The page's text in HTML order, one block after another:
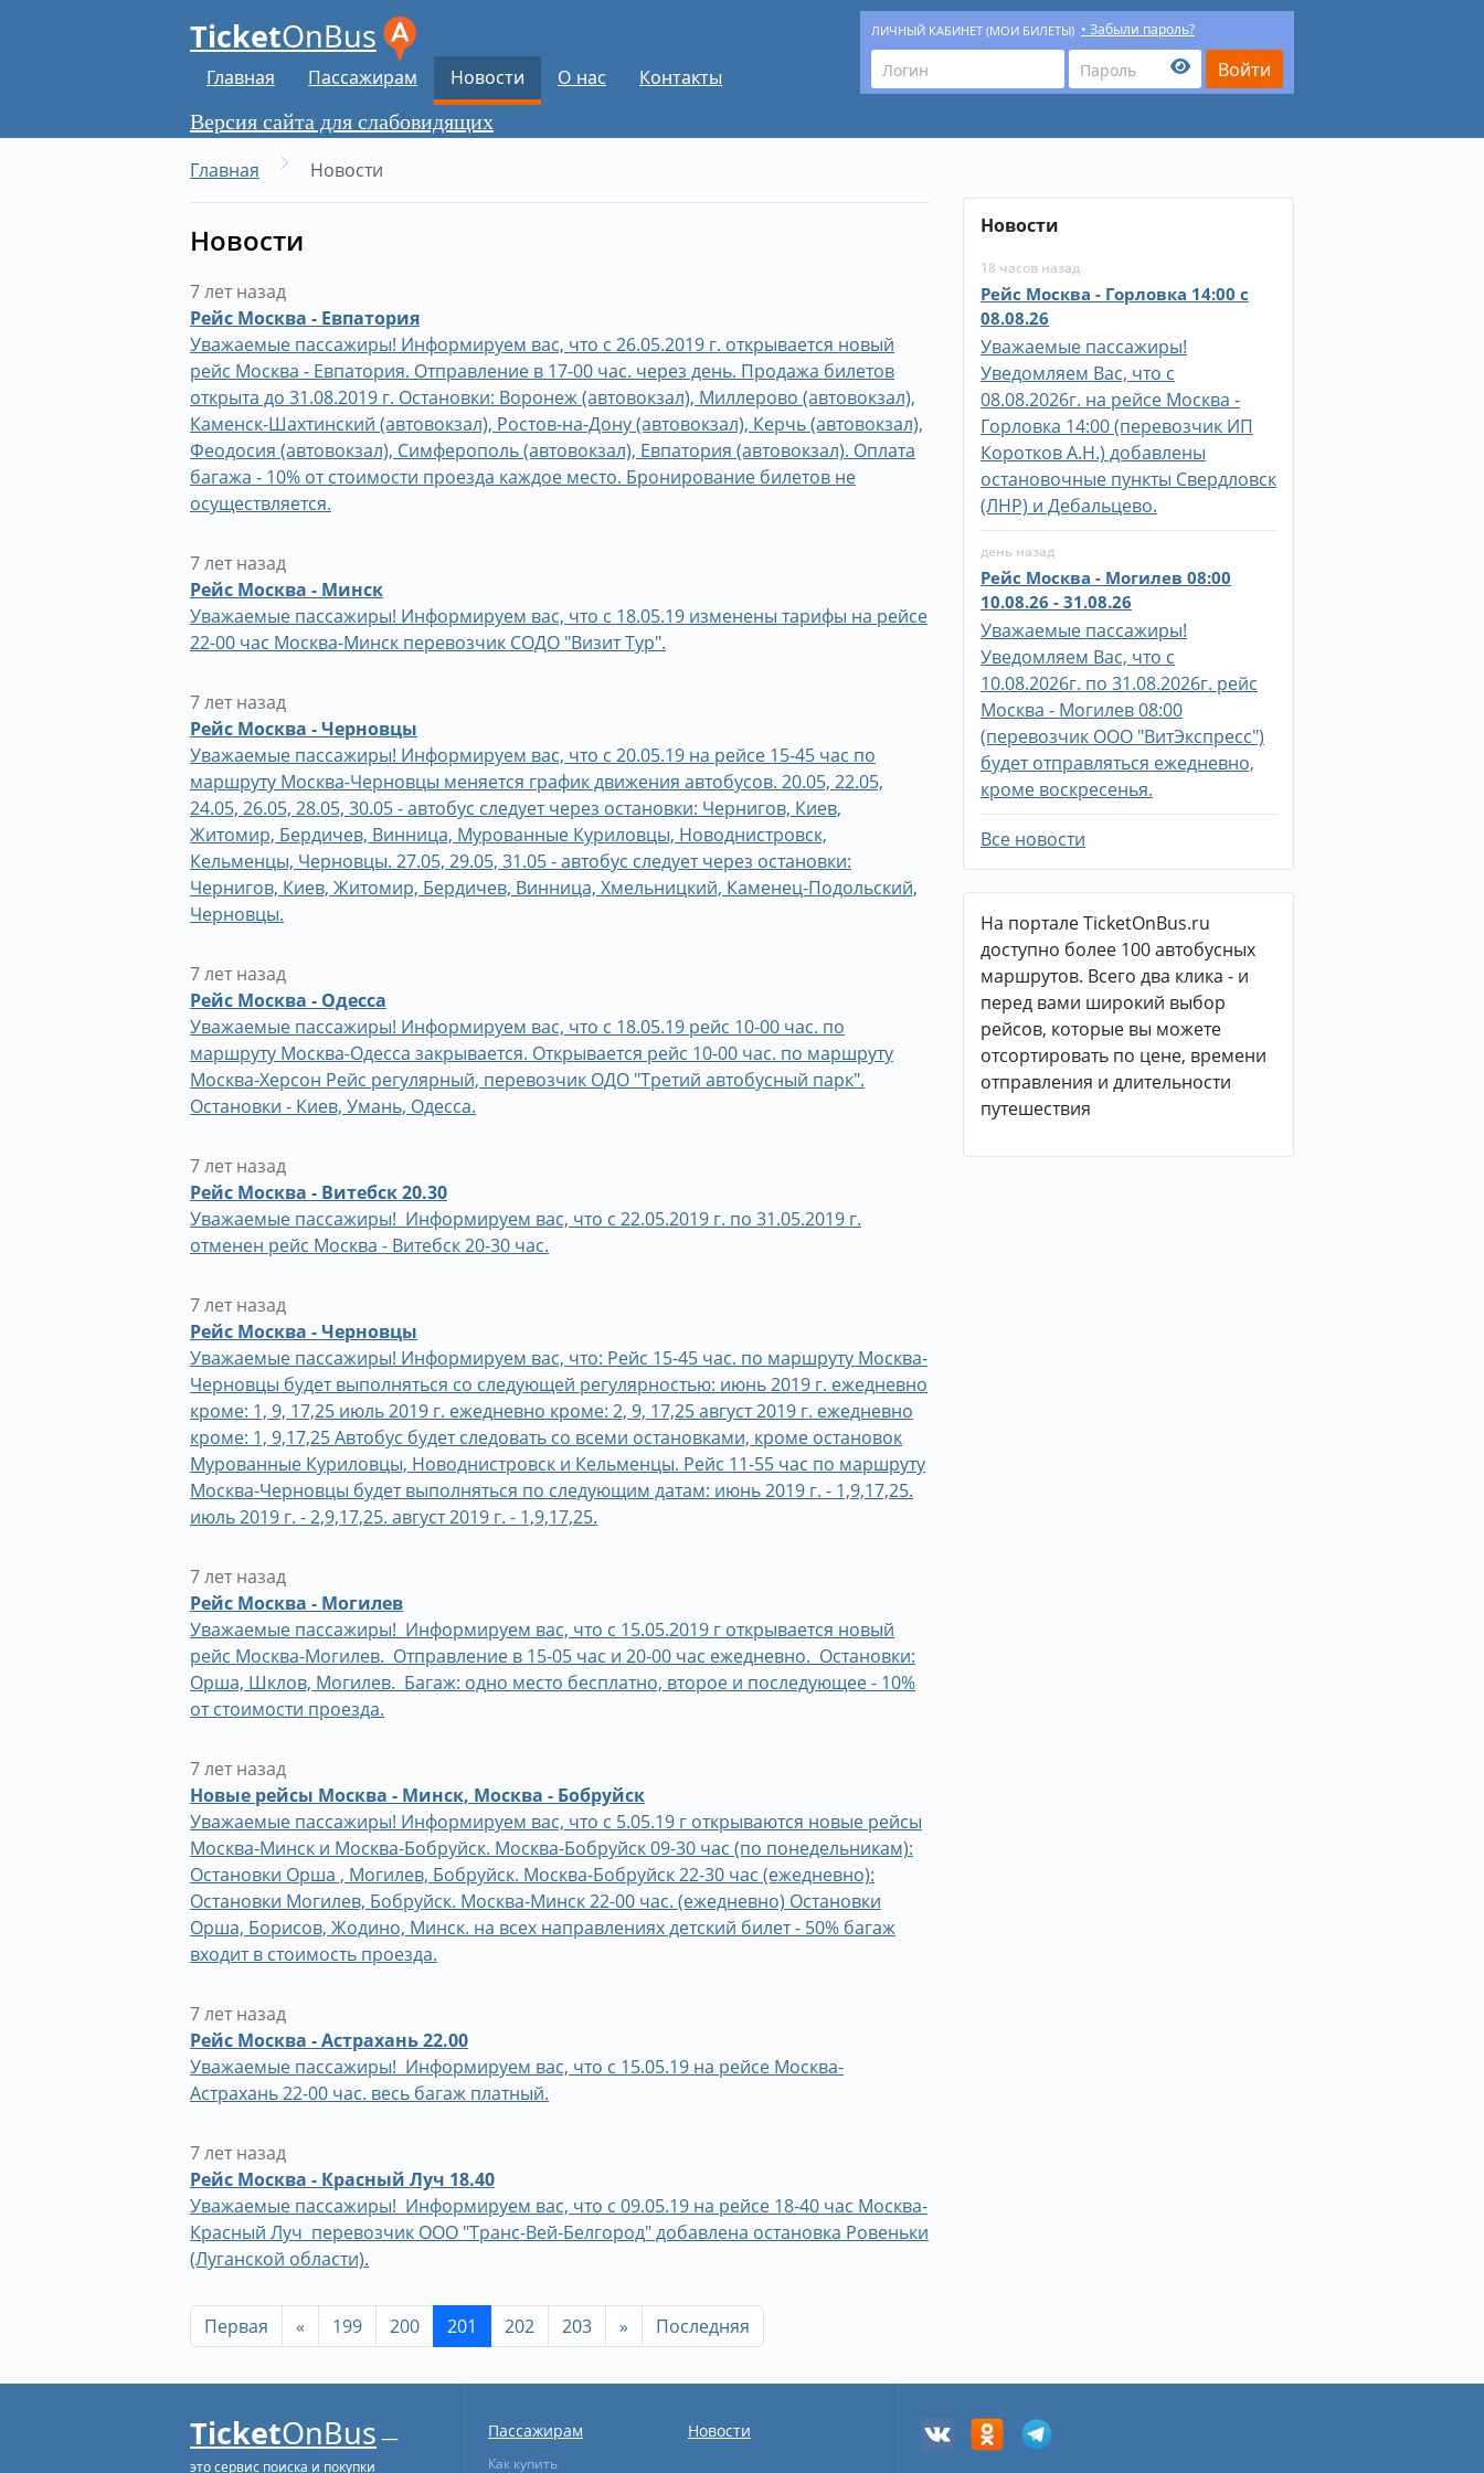
TicketOnBus ЛИЧНЫЙ КАБИНЕТ (МОИ БИЛЕТЫ) Забыли пароль?
Главная Пассажирам Новости О нас
Контакты
Версия сайта для слабовидящих
Главная
Новости
Новости
7 лет назад
Рейс Москва - Евпатория
Уважаемые пассажиры! Информируем вас, что с 26.05.2019 г. открывается новый
рейс Москва - Евпатория. Отправление в 17-00 час. через день. Продажа билетов
открыта до 31.08.2019 г. Остановки: Воронеж (автовокзал), Миллерово (автовокзал),
Каменск-Шахтинский (автовокзал), Ростов-на-Дону (автовокзал), Керчь (автовокзал),
Феодосия (автовокзал), Симферополь (автовокзал), Евпатория (автовокзал). Оплата
багажа - 10% от стоимости проезда каждое место. Бронирование билетов не
осуществляется.
7 лет назад
Рейс Москва - Минск
Уважаемые пассажиры! Информируем вас, что с 18.05.19 изменены тарифы на рейсе
22-00 час Москва-Минск перевозчик СОДО "Визит Тур".
7 лет назад
Рейс Москва - Черновцы
Уважаемые пассажиры! Информируем вас, что с 20.05.19 на рейсе 15-45 час по
маршруту Москва-Черновцы меняется график движения автобусов. 20.05, 22.05,
24.05, 26.05, 28.05, 30.05 - автобус следует через остановки: Чернигов, Киев,
Житомир, Бердичев, Винница, Мурованные Куриловцы, Новоднистровск,
Кельменцы, Черновцы. 27.05, 29.05, 31.05 - автобус следует через остановки:
Чернигов, Киев, Житомир, Бердичев, Винница, Хмельницкий, Каменец-Подольский,
Черновцы.
7 лет назад
Рейс Москва - Одесса
Уважаемые пассажиры! Информируем вас, что с 18.05.19 рейс 10-00 час. по
маршруту Москва-Одесса закрывается. Открывается рейс 10-00 час. по маршруту
Москва-Херсон Рейс регулярный, перевозчик ОДО "Третий автобусный парк".
Остановки - Киев, Умань, Одесса.
7 лет назад
Рейс Москва - Витебск 20.30
Уважаемые пассажиры! Информируем вас, что с 22.05.2019 г. по 31.05.2019 г.
отменен рейс Москва - Витебск 20-30 час.
7 лет назад
Рейс Москва - Черновцы
Уважаемые пассажиры! Информируем вас, что: Рейс 15-45 час. по маршруту Москва-
Черновцы будет выполняться со следующей регулярностью: июнь 2019 г. ежедневно
кроме: 1, 9, 17,25 июль 2019 г. ежедневно кроме: 2, 9, 17,25 август 2019 г. ежедневно
кроме: 1, 9,17,25 Автобус будет следовать со всеми остановками, кроме остановок
Мурованные Куриловцы, Новоднистровск и Кельменцы. Рейс 11-55 час по маршруту
Москва-Черновцы будет выполняться по следующим датам: июнь 2019 г. - 1,9,17,25.
июль 2019 г. - 2,9,17,25. август 2019 г. - 1,9,17,25.
7 лет назад
Рейс Москва - Могилев
Уважаемые пассажиры! Информируем вас, что с 15.05.2019 г открывается новый
рейс Москва-Могилев. Отправление в 15-05 час и 20-00 час ежедневно. Остановки:
Орша, Шклов, Могилев. Багаж: одно место бесплатно, второе и последующее - 10%
от стоимости проезда.
7 лет назад
Новые рейсы Москва - Минск, Москва - Бобруйск
Уважаемые пассажиры! Информируем вас, что с 5.05.19 г открываются новые рейсы
Москва-Минск и Москва-Бобруйск. Москва-Бобруйск 09-30 час (по понедельникам):
Остановки Орша , Могилев, Бобруйск. Москва-Бобруйск 22-30 час (ежедневно):
Остановки Могилев, Бобруйск. Москва-Минск 22-00 час. (ежедневно) Остановки
Орша, Борисов, Жодино, Минск. на всех направлениях детский билет - 50% багаж
входит в стоимость проезда.
7 лет назад
Рейс Москва - Астрахань 22.00
Уважаемые пассажиры! Информируем вас, что с 15.05.19 на рейсе Москва-
Астрахань 22-00 час. весь багаж платный.
7 лет назад
Рейс Москва - Красный Луч 18.40
Уважаемые пассажиры! Информируем вас, что с 09.05.19 на рейсе 18-40 час Москва-
Красный Луч перевозчик ООО "Транс-Вей-Белгород" добавлена остановка Ровеньки
(Луганской области).
Первая « 199 200 201 202 203 » Последняя
Новости
18 часов назад
Рейс Москва - Горловка 14:00 c
08.08.26
Уважаемые пассажиры!
Уведомляем Вас, что c
08.08.2026г. на рейсе Москва -
Горловка 14:00 (перевозчик ИП
Коротков А.Н.) добавлены
остановочные пункты Свердловск
(ЛНР) и Дебальцево.
день назад
Рейс Москва - Могилев 08:00
10.08.26 - 31.08.26
Уважаемые пассажиры!
Уведомляем Вас, что с
10.08.2026г. по 31.08.2026г. рейс
Москва - Могилев 08:00
(перевозчик ООО "ВитЭкспресс")
будет отправляться ежедневно,
кроме воскресенья.
Все новости
На портале TicketOnBus.ru
доступно более 100 автобусных
маршрутов. Всего два клика - и
перед вами широкий выбор
рейсов, которые вы можете
отсортировать по цене, времени
отправления и длительности
путешествия
TicketOnBus —
это сервис поиска и покупки
Пассажирам
Как купить
Новости